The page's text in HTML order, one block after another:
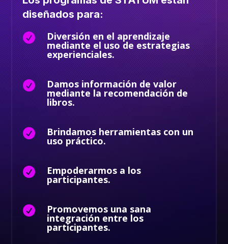
diseñados para:
 Diversión en el aprendizaje
mediante el uso de estrategias
experienciales.
 Damos información de valor
mediante la recomendación de
libros.
 Brindamos herramientas con un
uso práctico.
 Empoderarmos a los
participantes.
 Promovemos una sana
integración entre los
participantes.